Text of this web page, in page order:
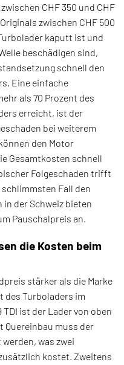
CHF 350 und CHF
zwischen CHF 500
kaputt ist und
beschädigen sind,
schnell den
Eine einfache
als 70 Prozent des
erreicht, ist der
bei weiterem
den Motor
Gesamtkosten schnell
Folgeschaden trifft
Fall den
der Schweiz bieten
Pauschalpreis an.
die Kosten beim
stärker als die Marke
des Turboladers im
TDI ist der Lader von oben
Quereinbau muss der
was zwei
kostet. Zweitens